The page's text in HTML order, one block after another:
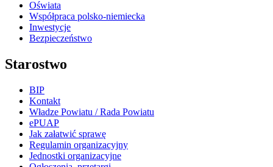
Oświata
Współpraca polsko-niemiecka
Inwestycje
Bezpieczeństwo
Starostwo
BIP
Kontakt
Władze Powiatu / Rada Powiatu
ePUAP
Jak załatwić sprawę
Regulamin organizacyjny
Jednostki organizacyjne